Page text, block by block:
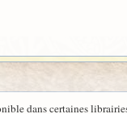
dans certaines